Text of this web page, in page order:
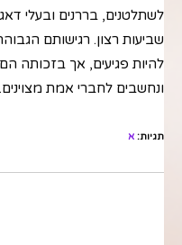
לשתלטנים, בררנים ובעלי
שביעות רצון. רגישותם
להיות פגיעים, אך בזכותה
ונחשבים לחברי אמת מצוינים.
תגיות: א